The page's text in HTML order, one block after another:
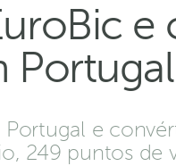
e
Portugal
Portugal e
249 puntos de